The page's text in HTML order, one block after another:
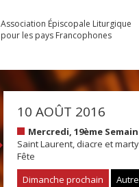
Association Épiscopale Liturgique
pour les pays Francophones
10 AOÛT 2016
Mercredi, 19ème
Saint Laurent, diacre et
Fête
Dimanche prochain